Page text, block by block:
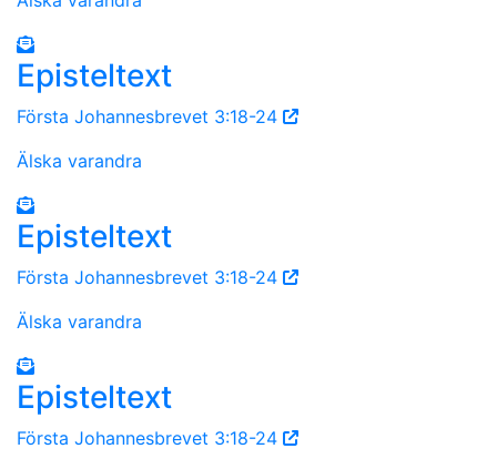
Episteltext
Första Johannesbrevet 3:18-24
Älska varandra
Episteltext
Första Johannesbrevet 3:18-24
Älska varandra
Episteltext
Första Johannesbrevet 3:18-24